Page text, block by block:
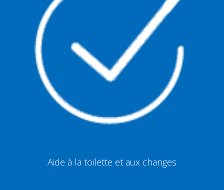
Aide à la toilette et aux changes